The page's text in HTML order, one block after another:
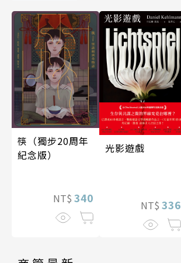
筷（獨步20周年
紀念版）
NT$ 340
光影遊戲
NT$ 336